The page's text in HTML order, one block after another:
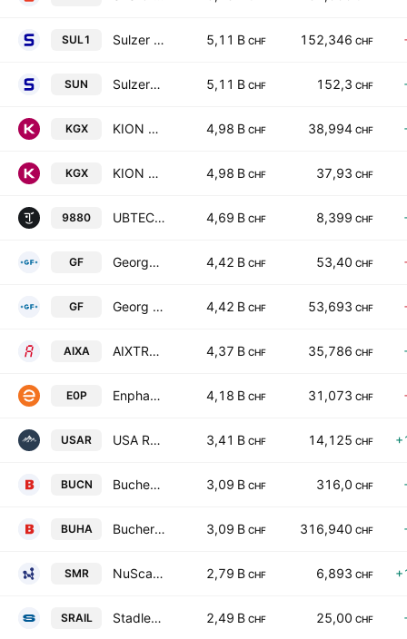
SUL1 Sulzer AG 5,11 B CHF 152,346 CHF
SUN Sulzer AG 5,11 B CHF 152,3 CHF
KGX KION GROUP AG 4,98 B CHF 38,994 CHF
KGX KION GROUP AG 4,98 B CHF 37,93 CHF
9880 UBTECH ROBOTICS CORP LTD Class H 4,69 B CHF 8,399 CHF
GF Georg Fischer AG 4,42 B CHF 53,40 CHF
GF Georg Fischer AG 4,42 B CHF 53,693 CHF
AIXA AIXTRON SE 4,37 B CHF 35,786 CHF
E0P Enphase Energy, Inc. 4,18 B CHF 31,073 CHF
USAR USA Rare Earth, Inc. Class A 3,41 B CHF 14,125 CHF
BUCN Bucher Industries AG 3,09 B CHF 316,0 CHF
BUHA Bucher Industries AG 3,09 B CHF 316,940 CHF
SMR NuScale Power Corporation Class A 2,79 B CHF 6,893 CHF
SRAIL Stadler Rail AG 2,49 B CHF 25,00 CHF